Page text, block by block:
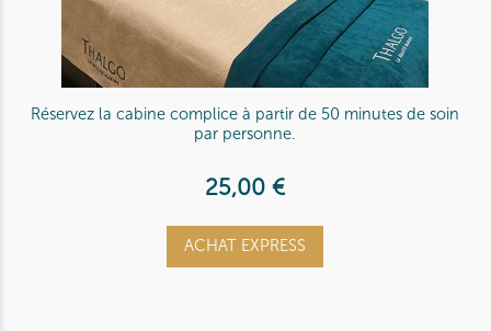
Réservez la cabine complice à partir de 50 minutes de soin
par personne.
25,00 €
ACHAT EXPRESS